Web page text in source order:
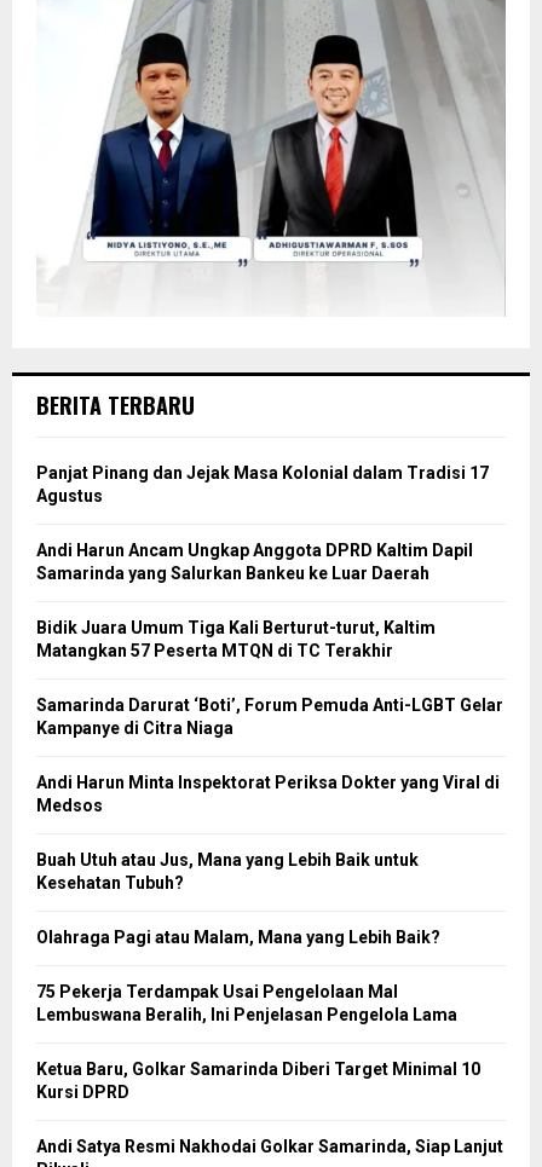
BERITA TERBARU
Panjat Pinang dan Jejak Masa Kolonial dalam Tradisi 17
Agustus
Andi Harun Ancam Ungkap Anggota DPRD Kaltim Dapil
Samarinda yang Salurkan Bankeu ke Luar Daerah
Bidik Juara Umum Tiga Kali Berturut-turut, Kaltim
Matangkan 57 Peserta MTQN di TC Terakhir
Samarinda Darurat ‘Boti’, Forum Pemuda Anti-LGBT Gelar
Kampanye di Citra Niaga
Andi Harun Minta Inspektorat Periksa Dokter yang Viral di
Medsos
Buah Utuh atau Jus, Mana yang Lebih Baik untuk
Kesehatan Tubuh?
Olahraga Pagi atau Malam, Mana yang Lebih Baik?
75 Pekerja Terdampak Usai Pengelolaan Mal
Lembuswana Beralih, Ini Penjelasan Pengelola Lama
Ketua Baru, Golkar Samarinda Diberi Target Minimal 10
Kursi DPRD
Andi Satya Resmi Nakhodai Golkar Samarinda, Siap Lanjut